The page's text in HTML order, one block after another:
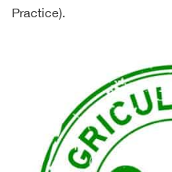
Practice).